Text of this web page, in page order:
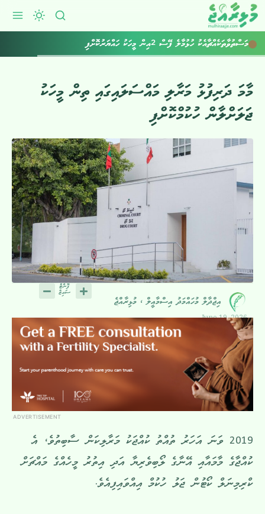
މަސްތުވާތަކެއްޗާއެކު ހުޅުމާލެ ފޭސް 2އިން މީހަކު ހައްޔަރުކޮށްފި
މާމަ ދަރިފުޅު މަރާލި މައްސަލައިގައި ތިން މީހަކު
ޖަލަށްލާން ހުކުމްކޮށްފި
އިޖްދާލް މުހައްމަދު އިސްމާއީލް ، މުޅިރާއްޖެ
June 19, 2026
ADVERTISEMENT
2019 ވަނަ އަހަރު ތުއްތު ކުއްޖަކު މަރާލިކަން ސާބިތުވެ، އެ
ކުއްޖާގެ މާމައާއި އޭނާގެ ލޯބިވެރިޔާ އަދި އިތުރު މީހެއްގެ މައްޗަށް
ކްރިމިނަލް ކޯޓުން ޖަލު ހުކުމް އިއްވައިފިއެވެ.